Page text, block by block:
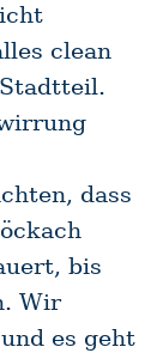
clean
dass
bis
Wir
es geht